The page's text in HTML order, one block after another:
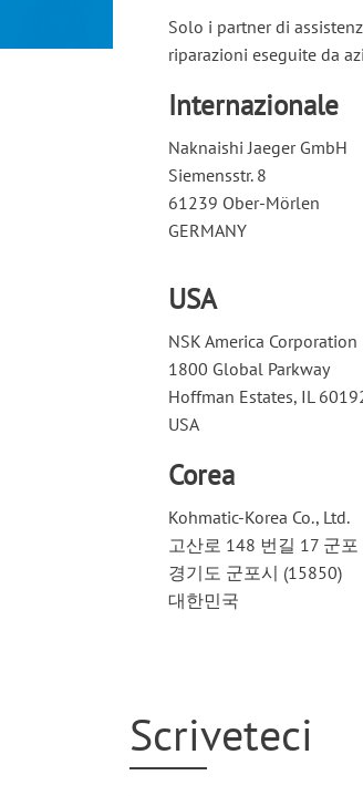
Solo i partner di
riparazioni eseguite da
Internazionale
Naknaishi Jaeger GmbH
Siemensstr. 8
61239 Ober-Mörlen
GERMANY
USA
NSK America Corporation
1800 Global Parkway
Hoffman Estates, IL
USA
Corea
Kohmatic-Korea Co., Ltd.
고산로 148 번길 17 군
경기도 군포시 (15850)
대한민국
Scriveteci